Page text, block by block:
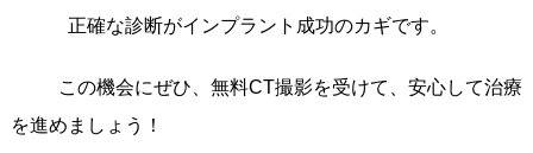
正確な診断がインプラント成功のカギです。
この機会にぜひ、無料CT撮影を受けて、安心して治療
を進めましょう！